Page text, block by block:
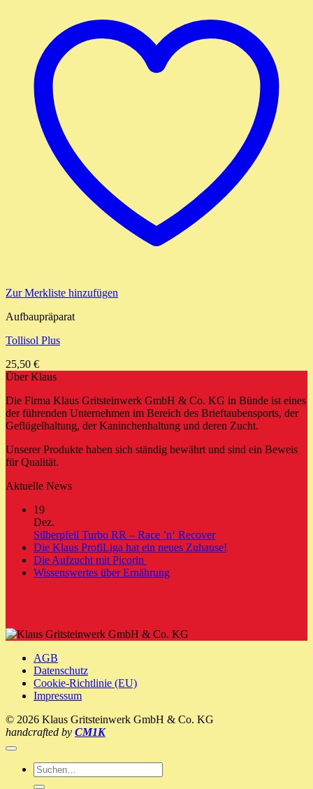
Zur Merkliste hinzufügen
Aufbaupräparat
Tollisol Plus
25,50 €
Über Klaus
Die Firma Klaus Gritsteinwerk GmbH & Co. KG in Bünde ist eines
der führenden Unternehmen im Bereich des Brieftaubensports, der
Geflügelhaltung, der Kaninchenhaltung und deren Zucht.
Unserer Produkte haben sich ständig bewährt und sind ein Beweis
für Qualität.
Aktuelle News
19
Dez.
Silberpfeil Turbo RR – Race ’n‘ RecoverKeine
Kommentare
Die Klaus ProfiLiga hat ein neues Zuhause!
Die Aufzucht mit Picorin
Kommentare
Picorin
Wissenswertes über ErnährungKeine
Ernährung
AGB
Datenschutz
Cookie-Richtlinie (EU)
Impressum
© 2026 Klaus Gritsteinwerk GmbH & Co. KG
handcrafted by CM1K
Suche
nach: